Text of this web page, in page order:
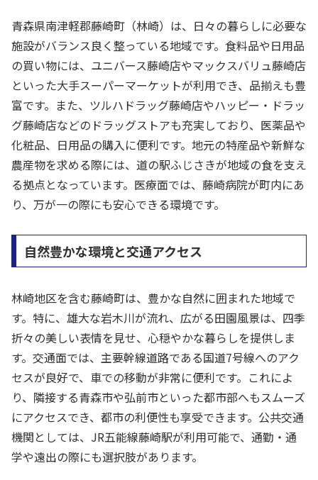
青森県南津軽郡藤崎町（林崎）は、日々の暮らしに必要な
施設がバランス良く整っている地域です。食料品や日用品
の買い物には、ユニバース藤崎店やマックスバリュ藤崎店
といった大手スーパーマーケットが利用でき、品揃えも豊
富です。また、ツルハドラッグ藤崎店やハッピー・ドラッ
グ藤崎店などのドラッグストアも充実しており、医薬品や
化粧品、日用品の購入に便利です。地元の特産品や新鮮な
農産物を求める際には、道の駅ふじさきが地域の食を支え
る拠点となっています。医療面では、藤崎病院が町内にあ
り、万が一の際にも安心できる環境です。
自然豊かな環境と交通アクセス
林崎地区を含む藤崎町は、豊かな自然に囲まれた地域で
す。特に、雄大な岩木川が流れ、広がる田園風景は、四季
折々の美しい表情を見せ、心穏やかな暮らしを提供しま
す。交通面では、主要幹線道路である国道7号線へのアク
セスが良好で、車での移動が非常に便利です。これによ
り、隣接する青森市や弘前市といった都市部へもスムーズ
にアクセスでき、都市の利便性も享受できます。公共交通
機関としては、JR五能線藤崎駅が利用可能で、通勤・通
学や遠出の際にも選択肢があります。